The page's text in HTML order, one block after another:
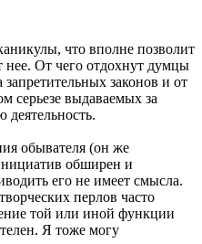
что вполне позволит
нее. От чего отдохнут думцы
законов и от
серьезе выдаваемых за
обывателя (он же
обширен и
его не имеет смысла.
перлов часто
той или иной функции
Я тоже могу